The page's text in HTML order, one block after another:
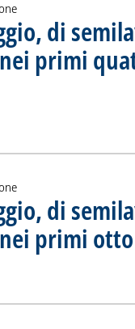
di
primi
greggio, di
di
primi otto
greggio, di